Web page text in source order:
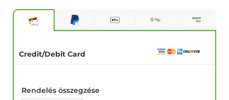
Credit/Debit Card
Rendelés összegzése